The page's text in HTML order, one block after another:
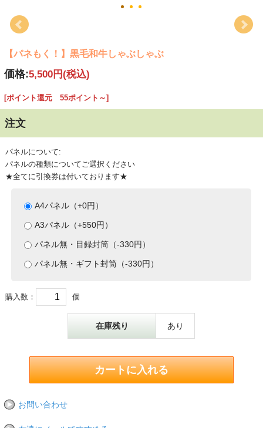
【パネもく！】黒毛和牛しゃぶしゃぶ
価格:5,500円(税込)
[ポイント還元 55ポイント～]
注文
パネルについて:
パネルの種類についてご選択ください
★全てに引換券は付いております★
A4パネル（+0円）
A3パネル（+550円）
パネル無・目録封筒（-330円）
パネル無・ギフト封筒（-330円）
購入数： 個
在庫残り あり
お問い合わせ